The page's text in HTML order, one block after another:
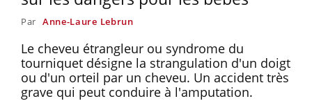
Par Anne-Laure Lebrun
Le cheveu étrangleur ou syndrome du
tourniquet désigne la strangulation d'un doigt
ou d'un orteil par un cheveu. Un accident très
grave qui peut conduire à l'amputation.